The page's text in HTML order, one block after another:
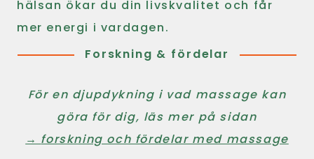
hälsan ökar du din livskvalitet och får
mer energi i vardagen.
Forskning & fördelar
För en djupdykning i vad massage kan
göra för dig, läs mer på sidan
→ forskning och fördelar med massage